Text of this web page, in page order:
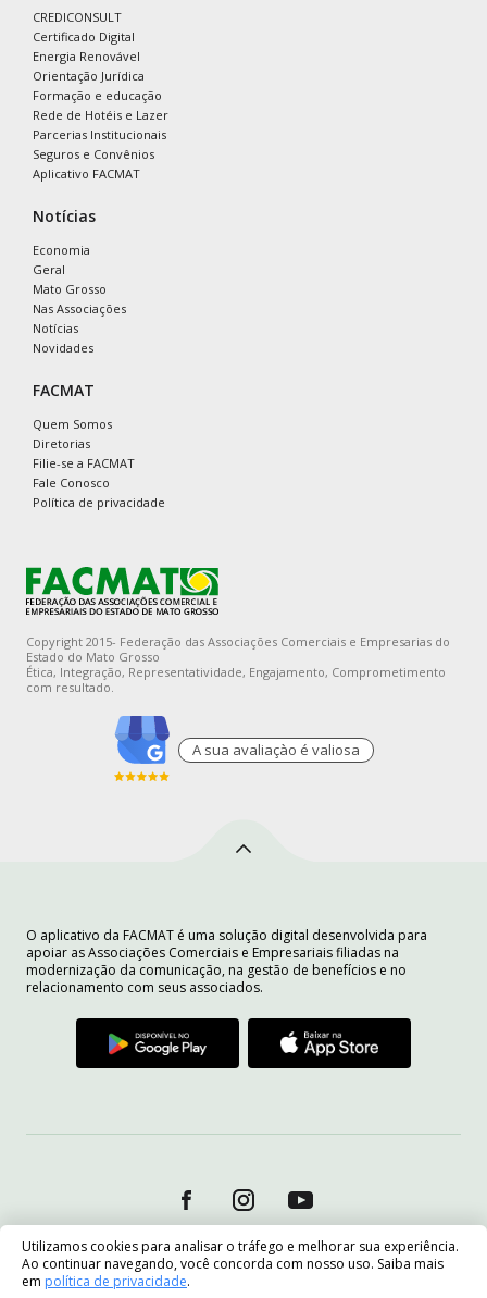
Utilizamos cookies para analisar o tráfego e melhorar sua experiência.
Ao continuar navegando, você concorda com nosso uso. Saiba mais
em política de privacidade.
CREDICONSULT
Certificado Digital
Energia Renovável
Orientação Jurídica
Formação e educação
Rede de Hotéis e Lazer
Parcerias Institucionais
Seguros e Convênios
Aplicativo FACMAT
Notícias
Economia
Geral
Mato Grosso
Nas Associações
Notícias
Novidades
FACMAT
Quem Somos
Diretorias
Filie-se a FACMAT
Fale Conosco
Política de privacidade
Copyright 2015- Federação das Associações Comerciais e Empresarias do
Estado do Mato Grosso
Ética, Integração, Representatividade, Engajamento, Comprometimento
com resultado.
A sua avaliaçào é valiosa
O aplicativo da FACMAT é uma solução digital desenvolvida para
apoiar as Associações Comerciais e Empresariais filiadas na
modernização da comunicação, na gestão de benefícios e no
relacionamento com seus associados.